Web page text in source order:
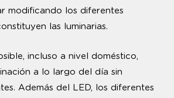
modificando los diferentes
las luminarias.
incluso a nivel doméstico,
a lo largo del día sin
Además del LED, los diferentes